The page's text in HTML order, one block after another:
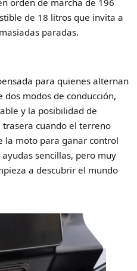
orden de marcha de 196
de 18 litros que invita a
paradas.
para quienes alternan
modos de conducción,
y la posibilidad de
trasera cuando el terreno
la moto para ganar control
sencillas, pero muy
a descubrir el mundo